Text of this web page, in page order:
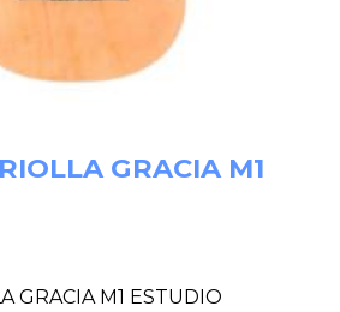
GRACIA M1
GRACIA M1 ESTUDIO